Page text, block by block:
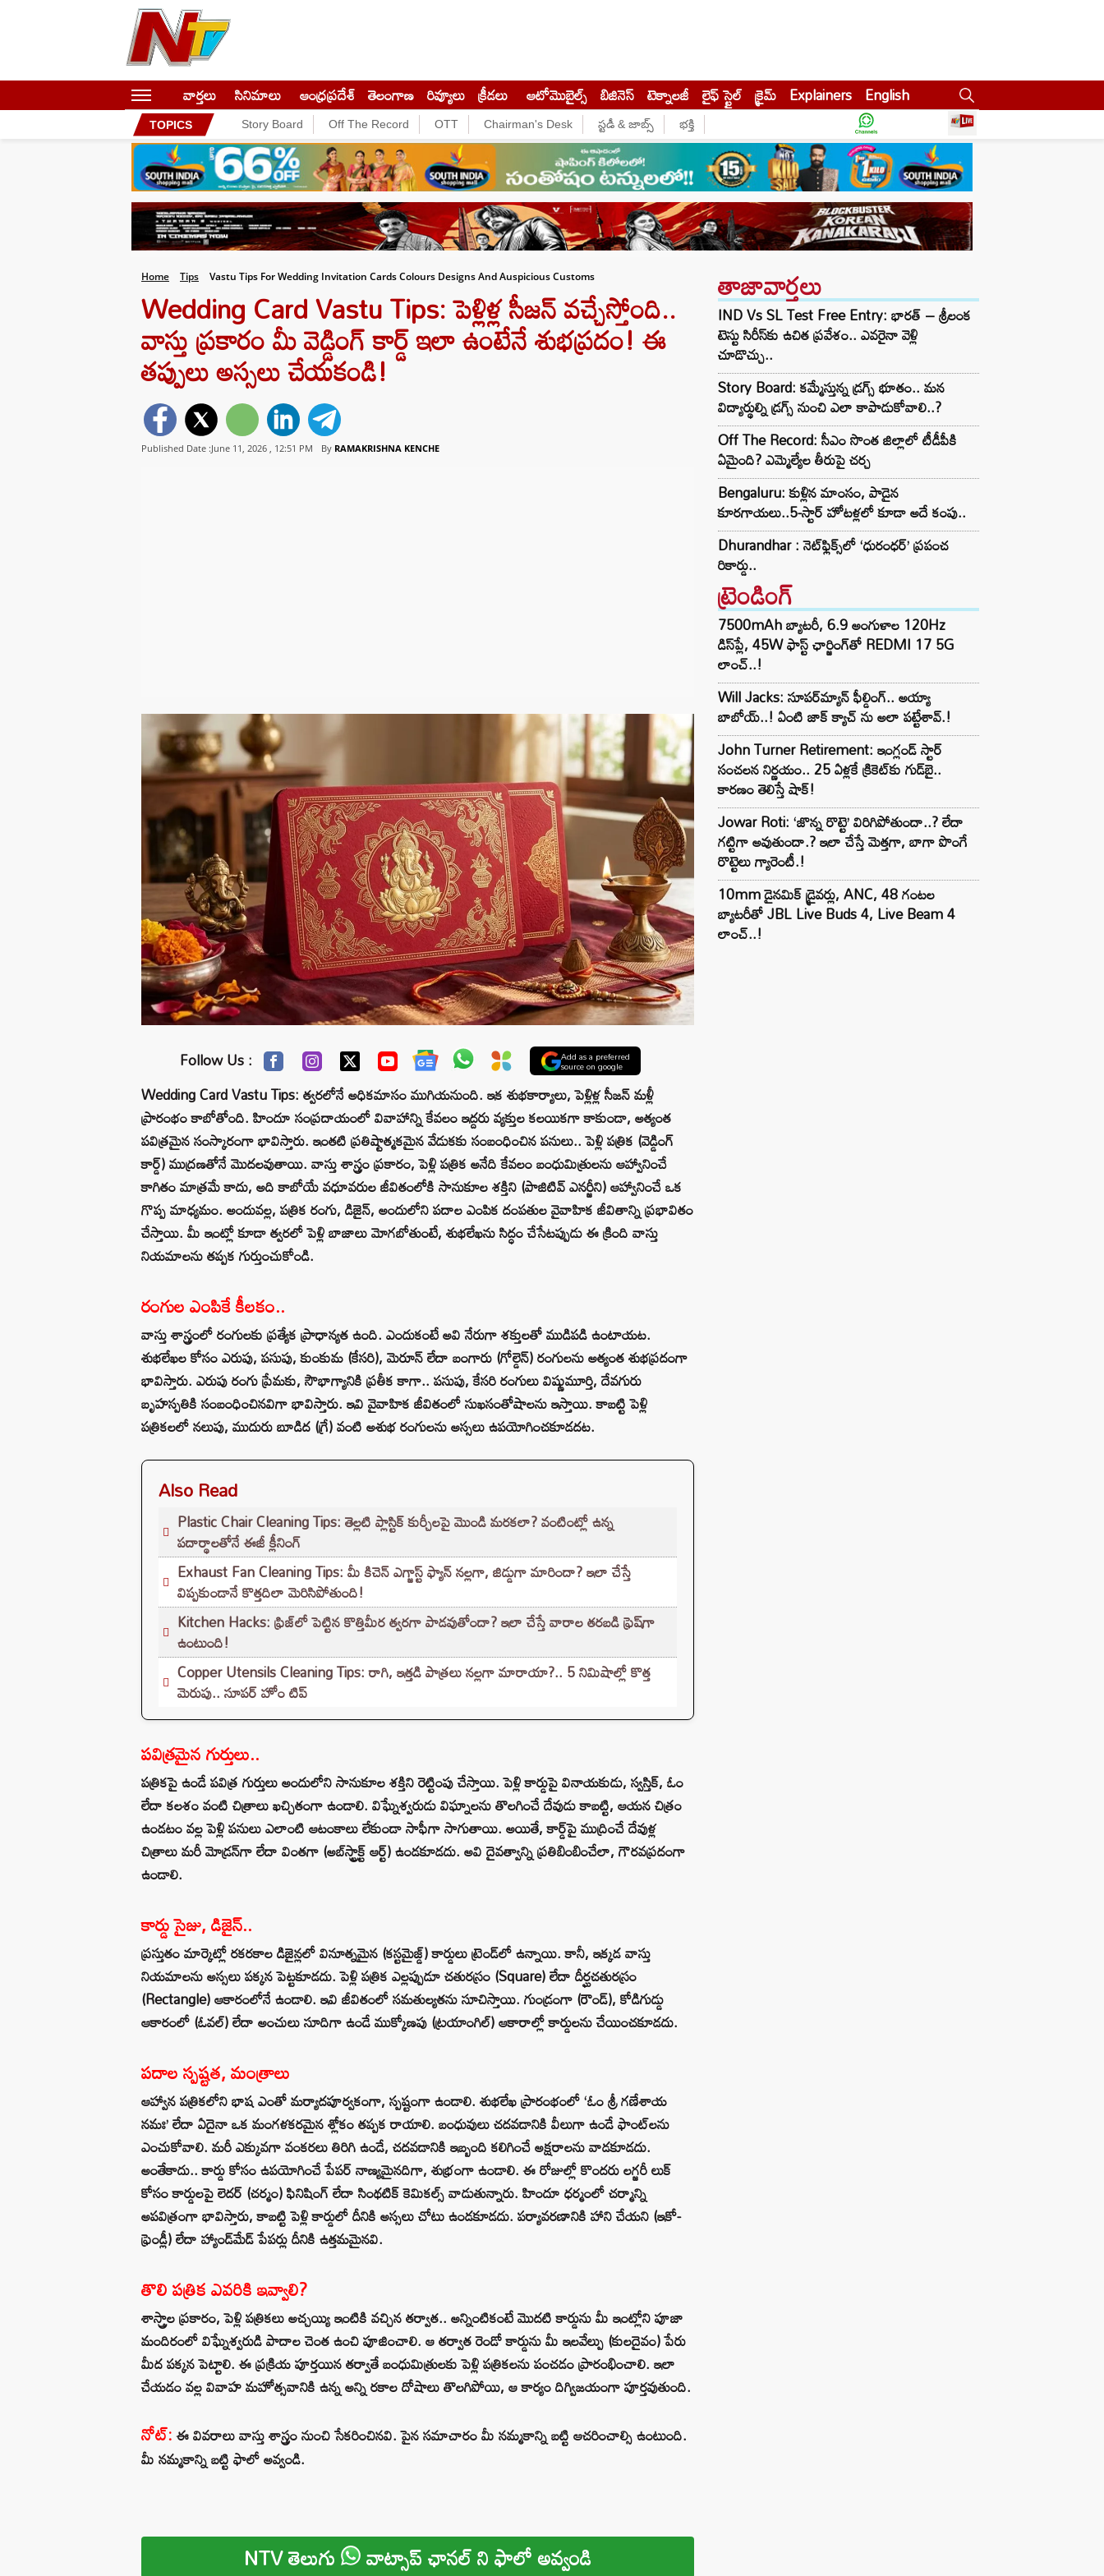
వార్తలు సినిమాలు ఆంధ్రప్రదేశ్ తెలంగాణ రివ్యూలు క్రీడలు ఆటోమొబైల్స్ బిజినెస్‌ టెక్నాలజీ లైఫ్ స్టైల్ క్రైమ్ Explainers English
TOPICS Story Board Off The Record OTT Chairman's Desk స్టడీ & జాబ్స్ భక్తి
Home Tips Vastu Tips For Wedding Invitation Cards Colours Designs And Auspicious Customs
Wedding Card Vastu Tips: పెళ్లిళ్ల సీజన్ వచ్చేస్తోంది..
వాస్తు ప్రకారం మీ వెడ్డింగ్ కార్డ్ ఇలా ఉంటేనే శుభప్రదం! ఈ
తప్పులు అస్సలు చేయకండి!
Published Date :June 11, 2026 , 12:51 PM By RAMAKRISHNA KENCHE
Follow Us : Add as a preferred
source on google
Wedding Card Vastu Tips: త్వరలోనే అధికమాసం ముగియనుంది. ఇక శుభకార్యాలు, పెళ్లిళ్ల సీజన్ మళ్లీ
ప్రారంభం కాబోతోంది. హిందూ సంప్రదాయంలో వివాహాన్ని కేవలం ఇద్దరు వ్యక్తుల కలయికగా కాకుండా, అత్యంత
పవిత్రమైన సంస్కారంగా భావిస్తారు. ఇంతటి ప్రతిష్టాత్మకమైన వేడుకకు సంబంధించిన పనులు.. పెళ్లి పత్రిక (వెడ్డింగ్
కార్డ్) ముద్రణతోనే మొదలవుతాయి. వాస్తు శాస్త్రం ప్రకారం, పెళ్లి పత్రిక అనేది కేవలం బంధుమిత్రులను ఆహ్వానించే
కాగితం మాత్రమే కాదు, అది కాబోయే వధూవరుల జీవితంలోకి సానుకూల శక్తిని (పాజిటివ్ ఎనర్జీని) ఆహ్వానించే ఒక
గొప్ప మాధ్యమం. అందువల్ల, పత్రిక రంగు, డిజైన్, అందులోని పదాల ఎంపిక దంపతుల వైవాహిక జీవితాన్ని ప్రభావితం
చేస్తాయి. మీ ఇంట్లో కూడా త్వరలో పెళ్లి బాజాలు మోగబోతుంటే, శుభలేఖను సిద్ధం చేసేటప్పుడు ఈ క్రింది వాస్తు
నియమాలను తప్పక గుర్తుంచుకోండి.
రంగుల ఎంపికే కీలకం..
వాస్తు శాస్త్రంలో రంగులకు ప్రత్యేక ప్రాధాన్యత ఉంది. ఎందుకంటే అవి నేరుగా శక్తులతో ముడిపడి ఉంటాయట.
శుభలేఖల కోసం ఎరుపు, పసుపు, కుంకుమ (కేసరి), మెరూన్ లేదా బంగారు (గోల్డెన్) రంగులను అత్యంత శుభప్రదంగా
భావిస్తారు. ఎరుపు రంగు ప్రేమకు, సౌభాగ్యానికి ప్రతీక కాగా.. పసుపు, కేసరి రంగులు విష్ణుమూర్తి, దేవగురు
బృహస్పతికి సంబంధించినవిగా భావిస్తారు. ఇవి వైవాహిక జీవితంలో సుఖసంతోషాలను ఇస్తాయి. కాబట్టి పెళ్లి
పత్రికలలో నలుపు, ముదురు బూడిద (గ్రే) వంటి అశుభ రంగులను అస్సలు ఉపయోగించకూడదట.
Also Read
Plastic Chair Cleaning Tips: తెల్లటి ప్లాస్టిక్ కుర్చీలపై మొండి మరకలా? వంటింట్లో ఉన్న
పదార్థాలతోనే ఈజీ క్లీనింగ్
Exhaust Fan Cleaning Tips: మీ కిచెన్ ఎగ్జాస్ట్ ఫ్యాన్ నల్లగా, జిడ్డుగా మారిందా? ఇలా చేస్తే
విప్పకుండానే కొత్తదిలా మెరిసిపోతుంది!
Kitchen Hacks: ఫ్రిజ్‌లో పెట్టిన కొత్తిమీర త్వరగా పాడవుతోందా? ఇలా చేస్తే వారాల తరబడి ఫ్రెష్‌గా
ఉంటుంది!
Copper Utensils Cleaning Tips: రాగి, ఇత్తడి పాత్రలు నల్లగా మారాయా?.. 5 నిమిషాల్లో కొత్త
మెరుపు.. సూపర్ హోం టిప్
పవిత్రమైన గుర్తులు..
పత్రికపై ఉండే పవిత్ర గుర్తులు అందులోని సానుకూల శక్తిని రెట్టింపు చేస్తాయి. పెళ్లి కార్డుపై వినాయకుడు, స్వస్తిక్, ఓం
లేదా కలశం వంటి చిత్రాలు ఖచ్చితంగా ఉండాలి. విఘ్నేశ్వరుడు విఘ్నాలను తొలగించే దేవుడు కాబట్టి, ఆయన చిత్రం
ఉండటం వల్ల పెళ్లి పనులు ఎలాంటి ఆటంకాలు లేకుండా సాఫీగా సాగుతాయి. అయితే, కార్డ్‌పై ముద్రించే దేవుళ్ల
చిత్రాలు మరీ మోడ్రన్‌గా లేదా వింతగా (అబ్‌స్ట్రాక్ట్ ఆర్ట్) ఉండకూడదు. అవి దైవత్వాన్ని ప్రతిబింబించేలా, గౌరవప్రదంగా
ఉండాలి.
కార్డు సైజు, డిజైన్..
ప్రస్తుతం మార్కెట్లో రకరకాల డిజైన్లలో వినూత్నమైన (కస్టమైజ్డ్) కార్డులు ట్రెండ్‌లో ఉన్నాయి. కానీ, ఇక్కడ వాస్తు
నియమాలను అస్సలు పక్కన పెట్టకూడదు. పెళ్లి పత్రిక ఎల్లప్పుడూ చతురస్రం (Square) లేదా దీర్ఘచతురస్రం
(Rectangle) ఆకారంలోనే ఉండాలి. ఇవి జీవితంలో సమతుల్యతను సూచిస్తాయి. గుండ్రంగా (రౌండ్), కోడిగుడ్డు
ఆకారంలో (ఓవల్) లేదా అంచులు సూదిగా ఉండే ముక్కోణపు (ట్రయాంగిల్) ఆకారాల్లో కార్డులను చేయించకూడదు.
పదాల స్పష్టత, మంత్రాలు
ఆహ్వాన పత్రికలోని భాష ఎంతో మర్యాదపూర్వకంగా, స్పష్టంగా ఉండాలి. శుభలేఖ ప్రారంభంలో ‘ఓం శ్రీ గణేశాయ
నమః’ లేదా ఏదైనా ఒక మంగళకరమైన శ్లోకం తప్పక రాయాలి. బంధువులు చదవడానికి వీలుగా ఉండే ఫాంట్‌లను
ఎంచుకోవాలి. మరీ ఎక్కువగా వంకరలు తిరిగి ఉండే, చదవడానికి ఇబ్బంది కలిగించే అక్షరాలను వాడకూడదు.
అంతేకాదు.. కార్డు కోసం ఉపయోగించే పేపర్ నాణ్యమైనదిగా, శుభ్రంగా ఉండాలి. ఈ రోజుల్లో కొందరు లగ్జరీ లుక్
కోసం కార్డులపై లెదర్ (చర్మం) ఫినిషింగ్ లేదా సింథటిక్ కెమికల్స్ వాడుతున్నారు. హిందూ ధర్మంలో చర్మాన్ని
అపవిత్రంగా భావిస్తారు, కాబట్టి పెళ్లి కార్డులో దీనికి అస్సలు చోటు ఉండకూడదు. పర్యావరణానికి హాని చేయని (ఇకో-
ఫ్రెండ్లీ) లేదా హ్యాండ్‌మేడ్ పేపర్లు దీనికి ఉత్తమమైనవి.
తొలి పత్రిక ఎవరికి ఇవ్వాలి?
శాస్త్రాల ప్రకారం, పెళ్లి పత్రికలు అచ్చయ్యి ఇంటికి వచ్చిన తర్వాత.. అన్నింటికంటే మొదటి కార్డును మీ ఇంట్లోని పూజా
మందిరంలో విఘ్నేశ్వరుడి పాదాల చెంత ఉంచి పూజించాలి. ఆ తర్వాత రెండో కార్డును మీ ఇలవేల్పు (కులదైవం) పేరు
మీద పక్కన పెట్టాలి. ఈ ప్రక్రియ పూర్తయిన తర్వాతే బంధుమిత్రులకు పెళ్లి పత్రికలను పంచడం ప్రారంభించాలి. ఇలా
చేయడం వల్ల వివాహ మహోత్సవానికి ఉన్న అన్ని రకాల దోషాలు తొలగిపోయి, ఆ కార్యం దిగ్విజయంగా పూర్తవుతుంది.
నోట్:ఈ వివరాలు వాస్తు శాస్త్రం నుంచి సేకరించినవి. పైన సమాచారం మీ నమ్మకాన్ని బట్టి ఆచరించాల్సి ఉంటుంది.
మీ నమ్మకాన్ని బట్టి ఫాలో అవ్వండి.
NTV తెలుగు వాట్సాప్ ఛానల్ ని ఫాలో అవ్వండి
తాజావార్తలు
IND Vs SL Test Free Entry: భారత్ – శ్రీలంక
టెస్టు సిరీస్‌కు ఉచిత ప్రవేశం.. ఎవరైనా వెళ్లి
చూడొచ్చు..
Story Board: కమ్మేస్తున్న డ్రగ్స్ భూతం.. మన
విద్యార్థుల్ని డ్రగ్స్ నుంచి ఎలా కాపాడుకోవాలి..?
Off The Record: సీఎం సొంత జిల్లాలో టీడీపీకి
ఏమైంది? ఎమ్మెల్యేల తీరుపై చర్చ
Bengaluru: కుళ్లిన మాంసం, పాడైన
కూరగాయలు..5-స్టార్ హోటళ్లలో కూడా అదే కంపు..
Dhurandhar : నెట్‌ఫ్లిక్స్‌లో ‘ధురంధర్’ ప్రపంచ
రికార్డు..
ట్రెండింగ్‌
7500mAh బ్యాటరీ, 6.9 అంగుళాల 120Hz
డిస్‌ప్లే, 45W ఫాస్ట్ ఛార్జింగ్‌తో REDMI 17 5G
లాంచ్..!
Will Jacks: సూపర్‌మ్యాన్ ఫీల్డింగ్.. అయ్యా
బాబోయ్..! ఏంటి జాక్ క్యాచ్ ను అలా పట్టేశావ్.!
John Turner Retirement: ఇంగ్లండ్ స్టార్
సంచలన నిర్ణయం.. 25 ఏళ్లకే క్రికెట్‌కు గుడ్‌బై..
కారణం తెలిస్తే షాక్!
Jowar Roti: ‘జొన్న రొట్టె’ విరిగిపోతుందా..? లేదా
గట్టిగా అవుతుందా.? ఇలా చేస్తే మెత్తగా, బాగా పొంగే
రొట్టెలు గ్యారెంటీ.!
10mm డైనమిక్ డ్రైవర్లు, ANC, 48 గంటల
బ్యాటరీతో JBL Live Buds 4, Live Beam 4
లాంచ్..!